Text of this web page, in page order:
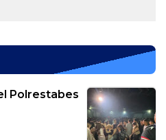
Polrestabes